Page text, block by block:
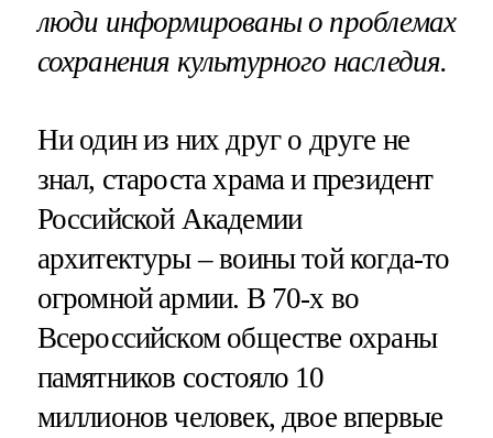
люди информированы о проблемах
сохранения культурного наследия.
Ни один из них друг о друге не
знал, староста храма и президент
Российской Академии
архитектуры – воины той когда-то
огромной армии. В 70-х во
Всероссийском обществе охраны
памятников состояло 10
миллионов человек, двое впервые